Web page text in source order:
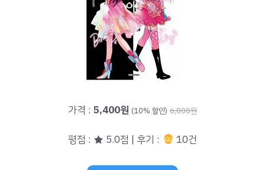
가격 : 5,400원 (10% 할인) 6,000원
평점 : ★ 5.0점 | 후기 : 10건